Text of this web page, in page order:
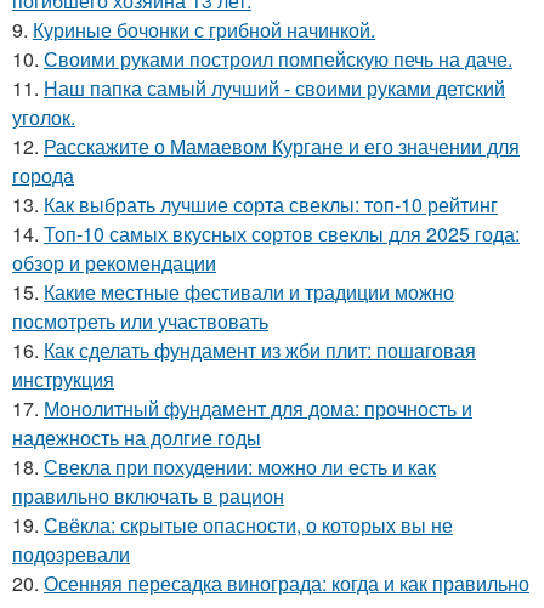
9. Куриные бочонки с грибной начинкой.
10. Своими руками построил помпейскую печь на даче.
11. Наш папка самый лучший - своими руками детский
уголок.
12. Расскажите о Мамаевом Кургане и его значении для
города
13. Как выбрать лучшие сорта свеклы: топ-10 рейтинг
14. Топ-10 самых вкусных сортов свеклы для 2025 года:
обзор и рекомендации
15. Какие местные фестивали и традиции можно
посмотреть или участвовать
16. Как сделать фундамент из жби плит: пошаговая
инструкция
17. Монолитный фундамент для дома: прочность и
надежность на долгие годы
18. Свекла при похудении: можно ли есть и как
правильно включать в рацион
19. Свёкла: скрытые опасности, о которых вы не
подозревали
20. Осенняя пересадка винограда: когда и как правильно